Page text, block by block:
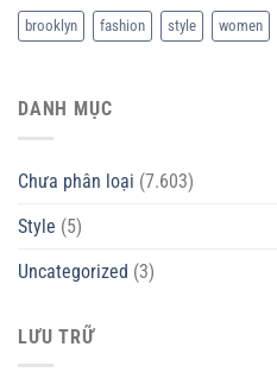
brooklyn fashion style women
DANH MỤC
Chưa phân loại (7.603)
Style (5)
Uncategorized (3)
LƯU TRỮ